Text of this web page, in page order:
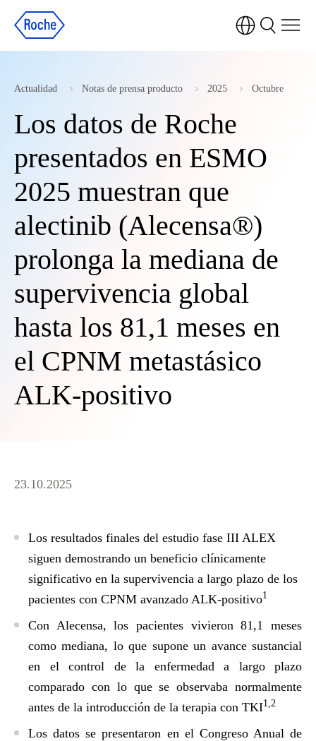
Actualidad Notas de prensa producto 2025 Octubre
Los datos de Roche
presentados en ESMO
2025 muestran que
alectinib (Alecensa®)
prolonga la mediana de
supervivencia global
hasta los 81,1 meses en
el CPNM metastásico
ALK-positivo
23.10.2025
Los resultados finales del estudio fase III ALEX
siguen demostrando un beneficio clínicamente
significativo en la supervivencia a largo plazo de los
pacientes con CPNM avanzado ALK-positivo1
Con Alecensa, los pacientes vivieron81,1 meses
como mediana, lo que supone un avance sustancial
en el control de la enfermedad a largo plazo
comparado con lo que se observaba normalmente
antes de la introducción de la terapia con TKI1,2
Los datos se presentaron en el Congreso Anual de